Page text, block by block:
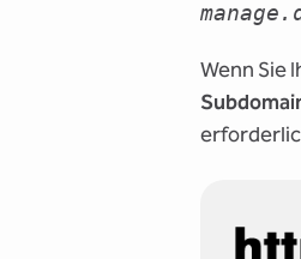
Wenn Sie